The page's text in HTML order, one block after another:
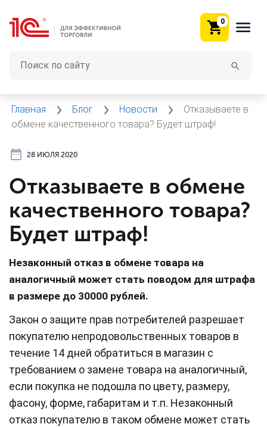
0
Главная Блог Новости
Отказываете в
обмене качественного товара? Будет штраф!
28 ИЮЛЯ 2020
Отказываете в обмене
качественного товара?
Будет штраф!
Незаконный отказ в обмене товара на
аналогичный может стать поводом для штрафа
в размере до 30000 рублей.
Закон о защите прав потребителей разрешает
покупателю непродовольственных товаров в
течение 14 дней обратиться в магазин с
требованием о замене товара на аналогичный,
если покупка не подошла по цвету, размеру,
фасону, форме, габаритам и т.п. Незаконный
отказ покупателю в таком обмене может стать